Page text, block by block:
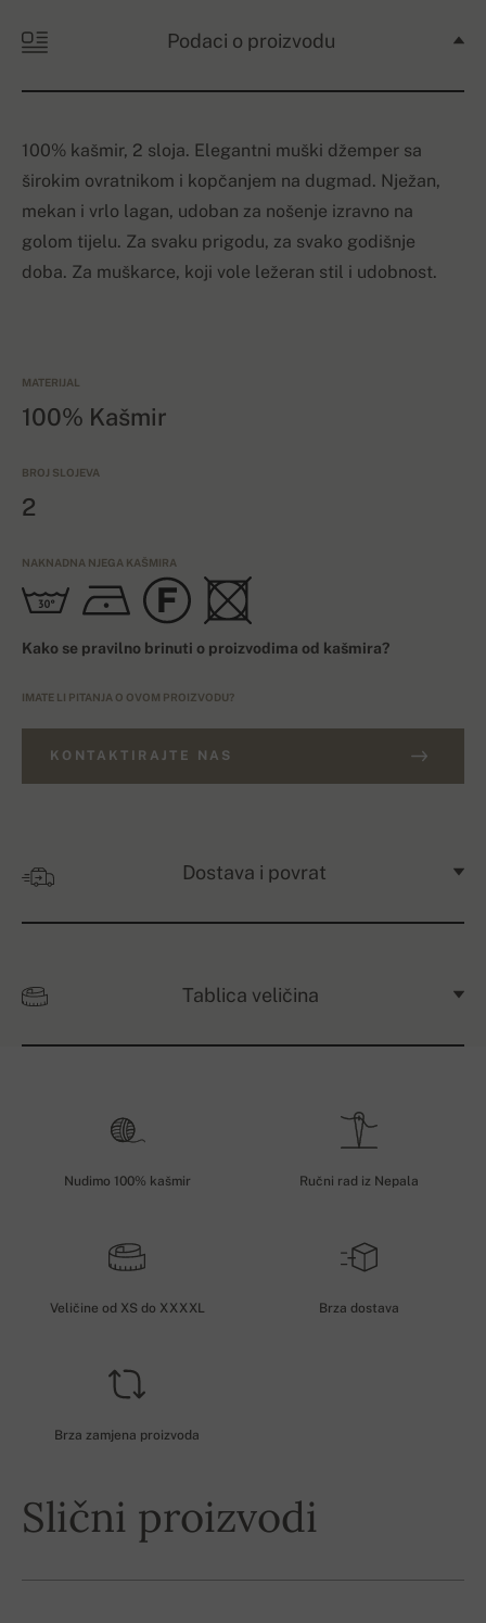
Podaci o proizvodu
100% kašmir, 2 sloja. Elegantni muški džemper sa
širokim ovratnikom i kopčanjem na dugmad. Nježan,
mekan i vrlo lagan, udoban za nošenje izravno na
golom tijelu. Za svaku prigodu, za svako godišnje
doba. Za muškarce, koji vole ležeran stil i udobnost.
MATERIJAL
100% Kašmir
BROJ SLOJEVA
2
NAKNADNA NJEGA KAŠMIRA
Kako se pravilno brinuti o proizvodima od kašmira?
IMATE LI PITANJA O OVOM PROIZVODU?
KONTAKTIRAJTE NAS
Dostava i povrat
Tablica veličina
Nudimo 100% kašmir Ručni rad iz Nepala
Veličine od XS do XXXXL Brza dostava
Brza zamjena proizvoda
Slični proizvodi